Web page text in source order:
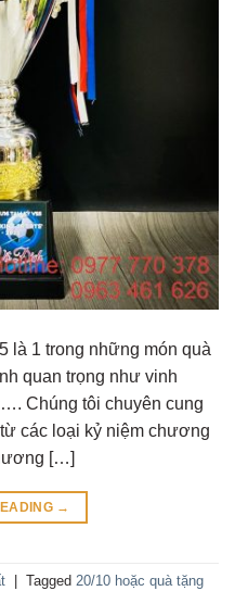
là 1 trong những món quà
quan trọng như vinh
Chúng tôi chuyên cung
các loại kỷ niệm chương
[…]
→
Tagged 20/10 hoặc quà tặng